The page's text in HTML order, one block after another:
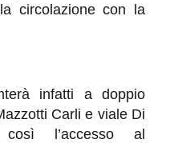
circolazione con la
infatti a doppio
Carli e viale Di
così l’accesso al